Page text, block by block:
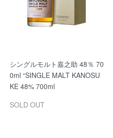
シングルモルト嘉之助 48％ 70
0ml “SINGLE MALT KANOSU
KE 48% 700ml
SOLD OUT